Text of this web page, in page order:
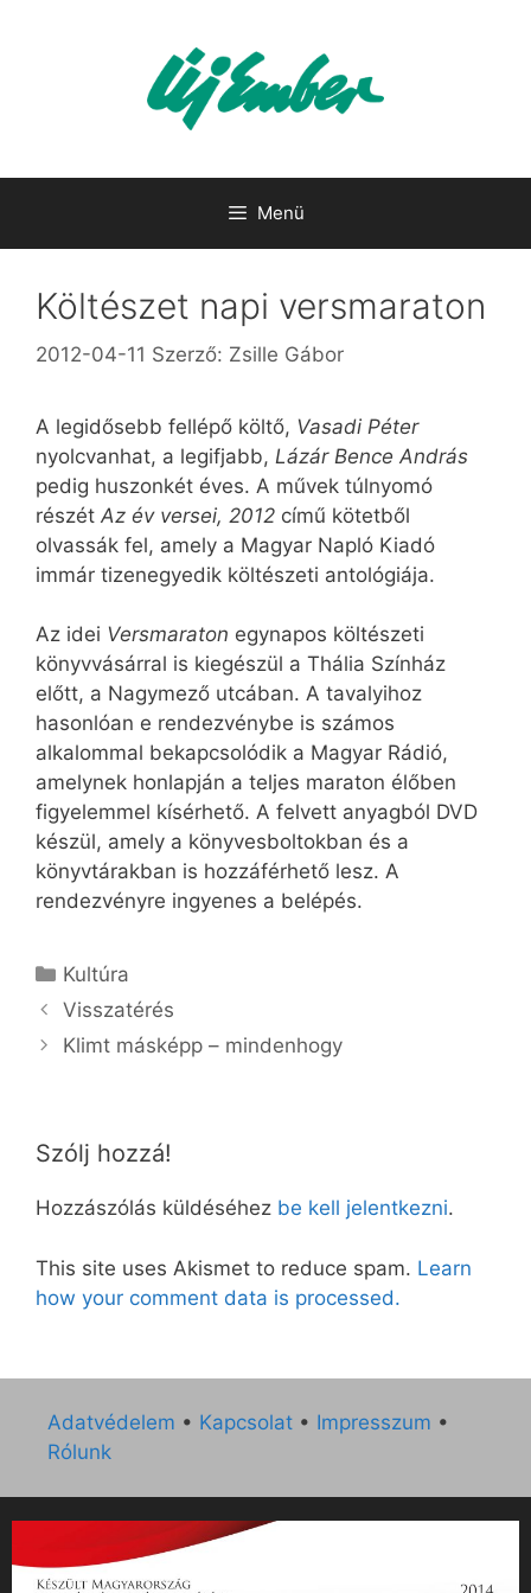
Menü
Költészet napi versmaraton
2012-04-11 Szerző: Zsille Gábor
A legidősebb fellépő költő, Vasadi Péter
nyolcvanhat, a legifjabb, Lázár Bence András
pedig huszonkét éves. A művek túlnyomó
részét Az év versei, 2012 című kötetből
olvassák fel, amely a Magyar Napló Kiadó
immár tizenegyedik költészeti antológiája.
Az idei Versmaraton egynapos költészeti
könyvvásárral is kiegészül a Thália Színház
előtt, a Nagymező utcában. A tavalyihoz
hasonlóan e rendezvénybe is számos
alkalommal bekapcsolódik a Magyar Rádió,
amelynek honlapján a teljes maraton élőben
figyelemmel kísérhető. A felvett anyagból DVD
készül, amely a könyvesboltokban és a
könyvtárakban is hozzáférhető lesz. A
rendezvényre ingyenes a belépés.
Kategória
Kultúra
Visszatérés
Klimt másképp – mindenhogy
Szólj hozzá!
Hozzászólás küldéséhez be kell jelentkezni.
This site uses Akismet to reduce spam. Learn
how your comment data is processed.
Adatvédelem • Kapcsolat • Impresszum •
Rólunk